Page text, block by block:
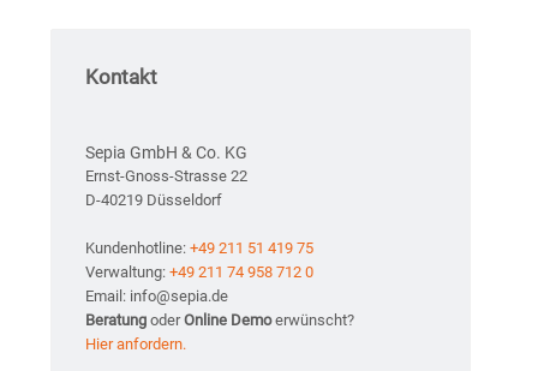
Kontakt
Sepia GmbH & Co. KG
Ernst-Gnoss-Strasse 22
D-40219 Düsseldorf
Kundenhotline: +49 211 51 419 75
Verwaltung: +49 211 74 958 712 0
Email: info@sepia.de
Beratung oderOnline Demoerwünscht?
Hier anfordern.